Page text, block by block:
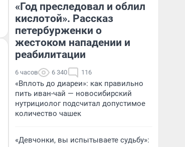
«Год преследовал и облил
кислотой». Рассказ
петербурженки о
жестоком нападении и
реабилитации
6 часов 6 340 116
«Вплоть до диареи»: как правильно
пить иван-чай — новосибирский
нутрициолог подсчитал допустимое
количество чашек
«Девчонки, вы испытываете судьбу»: